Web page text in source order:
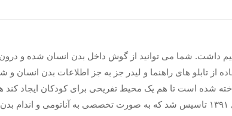
داشت. شما می توانید از گوش داخل بدن انسان شده و
از تابلو های راهنما و لیدر جز به جز اطلاعات بدن
شده است تا هم یک محیط تفریحی برای کودکان ایجاد
بندی سنی به خصوص کودکان جذابیت دارد. هیومن پارک درسال ۱۳۹۱ تاسیس شد که به صورت